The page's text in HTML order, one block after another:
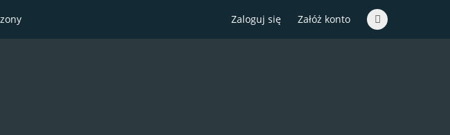
Zaloguj się Załóż konto